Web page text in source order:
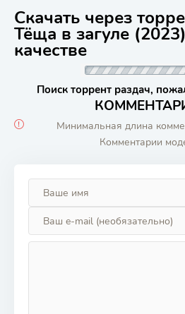
Скачать через
Тёща в загуле
качестве
Поиск торрент раздач,
Минимальная длина
Комментарии